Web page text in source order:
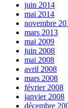
juin 2014
mai 2014
novembre
mars 2013
mai 2009
juin 2008
mai 2008
avril 2008
mars 2008
février 2008
janvier 2008
décembre